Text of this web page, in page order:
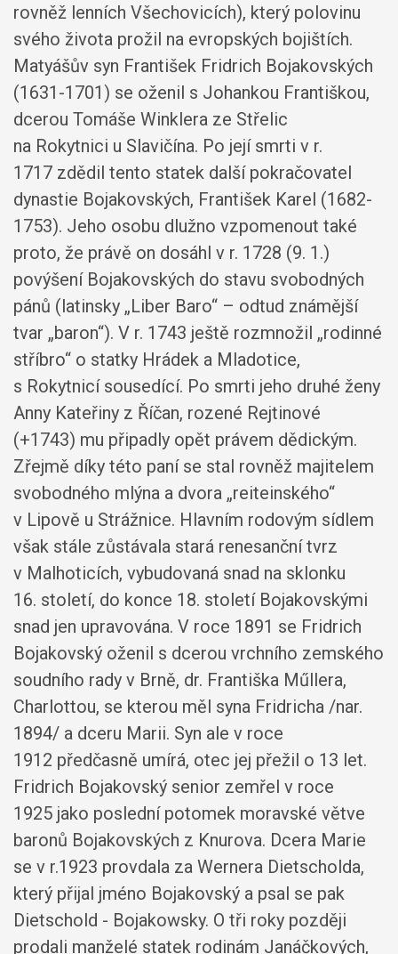
rovněž lenních Všechovicích), který polovinu
svého života prožil na evropských bojištích.
Matyášův syn František Fridrich Bojakovských
(1631-1701) se oženil s Johankou Františkou,
dcerou Tomáše Winklera ze Střelic
na Rokytnici u Slavičína. Po její smrti v r.
1717 zdědil tento statek další pokračovatel
dynastie Bojakovských, František Karel (1682-
1753). Jeho osobu dlužno vzpomenout také
proto, že právě on dosáhl v r. 1728 (9. 1.)
povýšení Bojakovských do stavu svobodných
pánů (latinsky „Liber Baro“ – odtud známější
tvar „baron“). V r. 1743 ještě rozmnožil „rodinné
stříbro“ o statky Hrádek a Mladotice,
s Rokytnicí sousedící. Po smrti jeho druhé ženy
Anny Kateřiny z Říčan, rozené Rejtinové
(+1743) mu připadly opět právem dědickým.
Zřejmě díky této paní se stal rovněž majitelem
svobodného mlýna a dvora „reiteinského“
v Lipově u Strážnice. Hlavním rodovým sídlem
však stále zůstávala stará renesanční tvrz
v Malhoticích, vybudovaná snad na sklonku
16. století, do konce 18. století Bojakovskými
snad jen upravována. V roce 1891 se Fridrich
Bojakovský oženil s dcerou vrchního zemského
soudního rady v Brně, dr. Františka Műllera,
Charlottou, se kterou měl syna Fridricha /nar.
1894/ a dceru Marii. Syn ale v roce
1912 předčasně umírá, otec jej přežil o 13 let.
Fridrich Bojakovský senior zemřel v roce
1925 jako poslední potomek moravské větve
baronů Bojakovských z Knurova. Dcera Marie
se v r.1923 provdala za Wernera Dietscholda,
který přijal jméno Bojakovský a psal se pak
Dietschold - Bojakowsky. O tři roky později
prodali manželé statek rodinám Janáčkových,